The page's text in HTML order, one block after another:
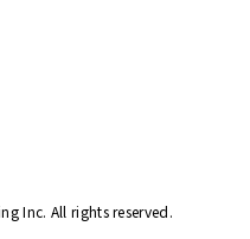
Inc. All rights reserved.